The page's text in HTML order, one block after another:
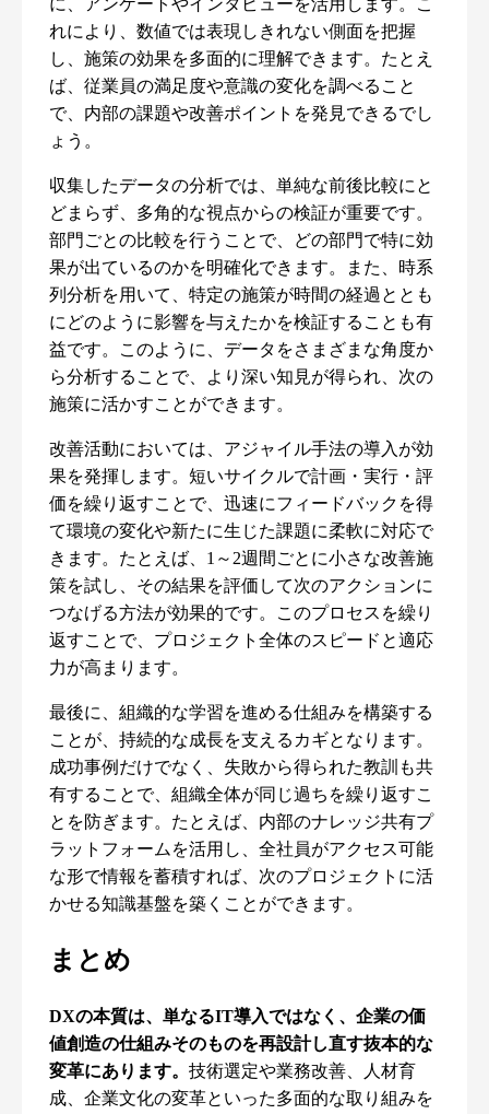
に、アンケートやインタビューを活用します。こ
れにより、数値では表現しきれない側面を把握
し、施策の効果を多面的に理解できます。たとえ
ば、従業員の満足度や意識の変化を調べること
で、内部の課題や改善ポイントを発見できるでし
ょう。
収集したデータの分析では、単純な前後比較にと
どまらず、多角的な視点からの検証が重要です。
部門ごとの比較を行うことで、どの部門で特に効
果が出ているのかを明確化できます。また、時系
列分析を用いて、特定の施策が時間の経過ととも
にどのように影響を与えたかを検証することも有
益です。このように、データをさまざまな角度か
ら分析することで、より深い知見が得られ、次の
施策に活かすことができます。
改善活動においては、アジャイル手法の導入が効
果を発揮します。短いサイクルで計画・実行・評
価を繰り返すことで、迅速にフィードバックを得
て環境の変化や新たに生じた課題に柔軟に対応で
きます。たとえば、1～2週間ごとに小さな改善施
策を試し、その結果を評価して次のアクションに
つなげる方法が効果的です。このプロセスを繰り
返すことで、プロジェクト全体のスピードと適応
力が高まります。
最後に、組織的な学習を進める仕組みを構築する
ことが、持続的な成長を支えるカギとなります。
成功事例だけでなく、失敗から得られた教訓も共
有することで、組織全体が同じ過ちを繰り返すこ
とを防ぎます。たとえば、内部のナレッジ共有プ
ラットフォームを活用し、全社員がアクセス可能
な形で情報を蓄積すれば、次のプロジェクトに活
かせる知識基盤を築くことができます。
まとめ
DXの本質は、単なるIT導入ではなく、企業の価
値創造の仕組みそのものを再設計し直す抜本的な
変革にあります。 技術選定や業務改善、人材育
成、企業文化の変革といった多面的な取り組みを